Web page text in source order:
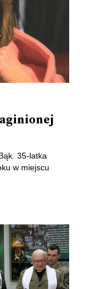
35-latka
w miejscu